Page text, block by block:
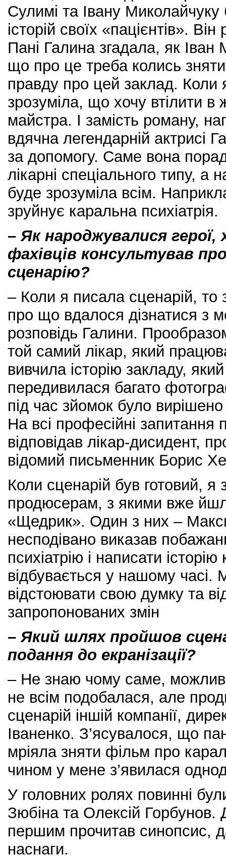
Сулимі та Івану
історій своїх «пацієнтів».
Пані Галина згадала, як Іван
що про це треба колись
правду про цей заклад. Коли
зрозуміла, що хочу втілити в
майстра. І замість роману,
вдячна легендарній актрисі
за допомогу. Саме вона
лікарні спеціального типу, а
буде зрозуміла всім.
зруйнує каральна психіатрія.
– Як народжувалися герої,
фахівців консультував
сценарію?
– Коли я писала сценарій, то
про що вдалося дізнатися з
розповідь Галини.
той самий лікар, який
вивчила історію закладу,
передивилася багато
під час зйомок було
На всі професійні запитання
відповідав лікар-дисидент,
відомий письменник Борис
Коли сценарій був готовий, я
продюсерам, з якими вже
«Щедрик». Один з них –
несподівано виказав
психіатрію і написати
відбувається у нашому часі.
відстоювати свою думку та
запропонованих змін
– Який шлях пройшов
подання до екранізації?
– Не знаю чому саме,
не всім подобалася, але
сценарій іншій компанії,
Іваненко. З’ясувалося, що
мріяла зняти фільм про
чином у мене з’явилася
У головних ролях повинні
Зюбіна та Олексій Горбунов.
першим прочитав синопсис,
наснаги.